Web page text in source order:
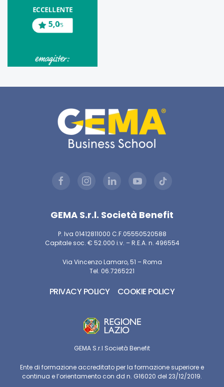
GEMA S.r.l. Società Benefit
P. Iva 01412811000 C.F.05550520588
Capitale soc. € 52.000 i.v. – R.E.A. n. 496554
Via Vincenzo Lamaro, 51 – Roma
Tel. 06.7265221
PRIVACY POLICY COOKIE POLICY
GEMA S.r.l Società Benefit
Ente di formazione accreditato per la formazione superiore e
continua e l’orientamento con dd n. G16020 del 23/12/2019.